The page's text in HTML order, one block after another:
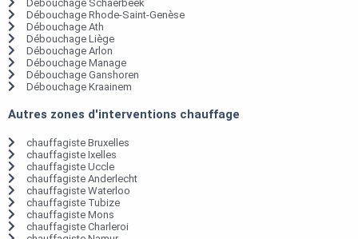
Débouchage Schaerbeek
Débouchage Rhode-Saint-Genèse
Débouchage Ath
Débouchage Liège
Débouchage Arlon
Débouchage Manage
Débouchage Ganshoren
Débouchage Kraainem
Autres zones d'interventions chauffage
chauffagiste Bruxelles
chauffagiste Ixelles
chauffagiste Uccle
chauffagiste Anderlecht
chauffagiste Waterloo
chauffagiste Tubize
chauffagiste Mons
chauffagiste Charleroi